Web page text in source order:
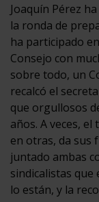
Joaquín Pérez
la ronda de
ha participado
Consejo con
sobre todo, un
recalcó el
que orgullosos
años. A veces,
en otras, da sus
juntado ambas
sindicalistas que
lo están, y la